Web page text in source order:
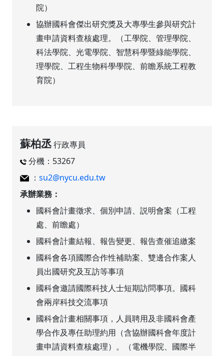
院）
協辦國科會傑出研究獎及大專學生參與研究計
畫申請資料查核處理。（工學院、管理學院、
科法學院、光電學院、智慧科學暨綠能學院、
理學院、工程生物科學學院、前瞻系統工程教
育院）
蘇柏丞行政專員
分機：53267
：su2@nycu.edu.tw
承辦業務：
國科會計畫徵求、個別申請、説明會案（工程
處、前瞻處）
國科會計畫結報、報告變更、報告查催追繳案
國科會各項國際合作性補助案、雙邊合作案人
員出國研究及互訪等事項
國科會邀請國際科技人士短期訪問事項。國科
會兩岸科技交流事項
國科會計畫相關事項，人員聘用及非國科會產
學合作及專任助理約用（含協辦國科會年度計
畫申請資料查核處理）。（電機學院、國際半